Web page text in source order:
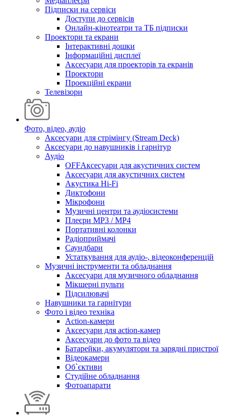
Підписки на сервіси
Доступи до сервісів
Онлайн-кінотеатри та ТБ підписки
Проектори та екрани
Інтерактивні дошки
Інформаційні дисплеї
Аксесуари для проекторів та екранів
Проектори
Проекційні екрани
Телевізори
Фото, відео, аудіо
Аксесуари для стрімінгу (Stream Deck)
Аксесуари до навушників і гарнітур
Аудіо
OFFАксесуари для акустичних систем
Аксесуари для акустичних систем
Акустика Hi-Fi
Диктофони
Мікрофони
Музичні центри та аудіосистеми
Плеєри MP3 / MP4
Портативні колонки
Радіоприймачі
Саундбари
Устаткування для аудіо-, відеоконференцій
Музичні інструменти та обладнання
Аксесуари для музичного обладнання
Мікшерні пульти
Підсилювачі
Навушники та гарнітури
Фото і відео техніка
Action-камери
Аксесуари для action-камер
Аксесуари до фото та відео
Батарейки, акумулятори та зарядні пристрої
Відеокамери
Об`єктиви
Студійне обладнання
Фотоапарати